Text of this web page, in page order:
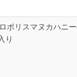
ポリスマヌカハニ
り